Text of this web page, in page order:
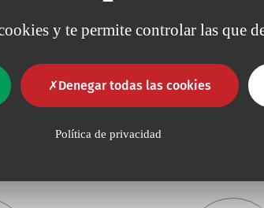
y te permite controlar las que
Denegar todas las cookies
Política de privacidad
Se